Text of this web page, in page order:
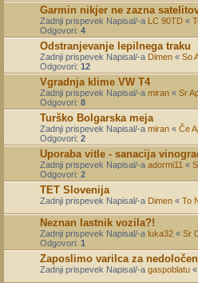
Garmin nikjer ne zazna
Zadnji prispevek Napisal/-a LC 90TD «
Odgovori: 4
Odstranjevanje lepilnega traku
Zadnji prispevek Napisal/-a Dimen « So
Odgovori: 12
Vgradnja klime VW T4
Zadnji prispevek Napisal/-a miran « Sr
Odgovori: 8
Turško Bolgarska meja
Zadnji prispevek Napisal/-a miran « Če
Odgovori: 2
Uporaba vitle - sanacija
Zadnji prispevek Napisal/-a adormi11 «
Odgovori: 2
TET Slovenija
Zadnji prispevek Napisal/-a Dimen « To
Neznan lastnik vozila?!
Zadnji prispevek Napisal/-a luka32 « Sr
Odgovori: 1
Zaposlimo varilca za
Zadnji prispevek Napisal/-a gaspoblatu «